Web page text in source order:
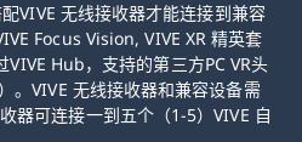
VIVE 无线接收器才能连接到兼容
Focus Vision, VIVE XR 精英套
VIVE Hub，支持的第三方PC VR头
。VIVE 无线接收器和兼容设备需
器可连接一到五个（1-5）VIVE 自